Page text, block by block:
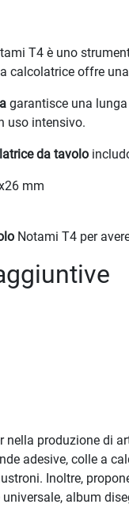
T4 è uno
calcolatrice offre
garantisce una
uso intensivo.
da tavolo
mm
Notami T4 per
nella produzione di
adesive, colle a
Inoltre,
album